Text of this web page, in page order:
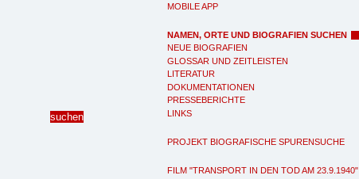
MOBILE APP
NAMEN, ORTE UND BIOGRAFIEN SUCHEN
NEUE BIOGRAFIEN
GLOSSAR UND ZEITLEISTEN
LITERATUR
DOKUMENTATIONEN
PRESSEBERICHTE
LINKS
PROJEKT BIOGRAFISCHE SPURENSUCHE
FILM "TRANSPORT IN DEN TOD AM 23.9.1940"